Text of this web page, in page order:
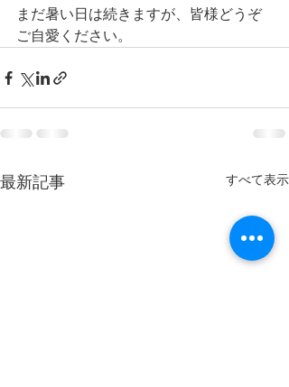
まだ暑い日は続きますが、皆様どうぞ
ご自愛ください。
最新記事 すべて表示